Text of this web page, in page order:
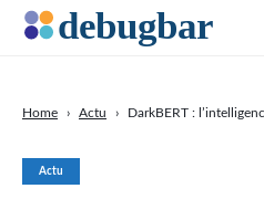
Actu
Home › Actu › DarkBERT :